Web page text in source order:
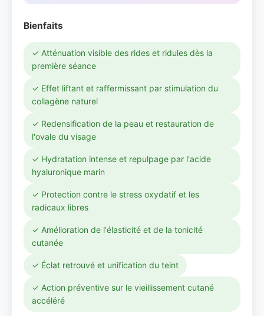
Bienfaits
✓ Atténuation visible des rides et ridules dès la
première séance
✓ Effet liftant et raffermissant par stimulation du
collagène naturel
✓ Redensification de la peau et restauration de
l'ovale du visage
✓ Hydratation intense et repulpage par l'acide
hyaluronique marin
✓ Protection contre le stress oxydatif et les
radicaux libres
✓ Amélioration de l'élasticité et de la tonicité
cutanée
✓ Éclat retrouvé et unification du teint
✓ Action préventive sur le vieillissement cutané
accéléré